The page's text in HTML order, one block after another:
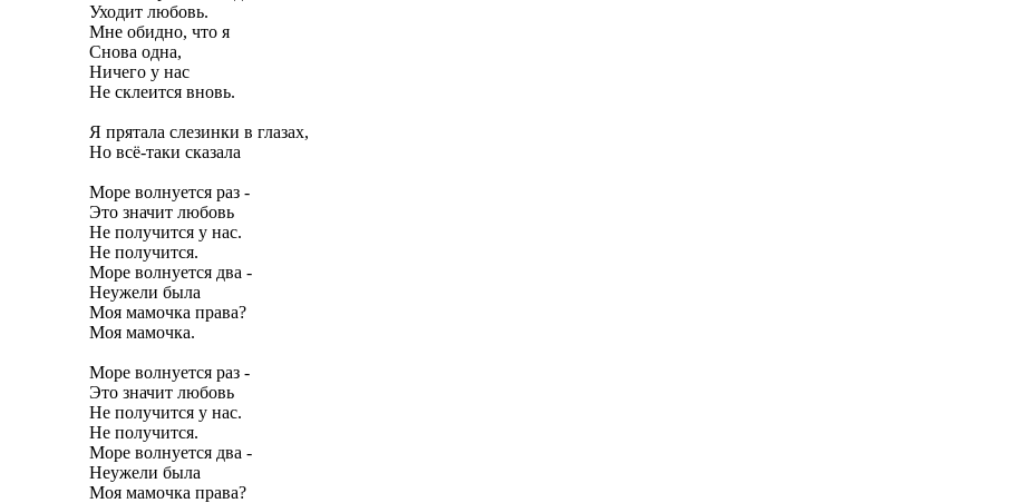
Уходит любовь.
Мне обидно, что я
Снова одна,
Ничего у нас
Не склеится вновь.
Я прятала слезинки в глазах,
Но всë-таки сказала
Море волнуется раз -
Это значит любовь
Не получится у нас.
Не получится.
Море волнуется два -
Неужели была
Моя мамочка права?
Моя мамочка.
Море волнуется раз -
Это значит любовь
Не получится у нас.
Не получится.
Море волнуется два -
Неужели была
Моя мамочка права?